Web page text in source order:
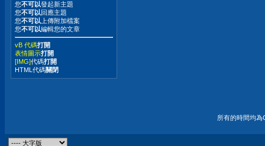
您不可以發起新主題
您不可以回應主題
您不可以 上傳附加檔案
您不可以編輯您的文章
vB 代碼打開
表情圖示打開
[IMG]代碼打開
HTML代碼關閉
所有的時間均為